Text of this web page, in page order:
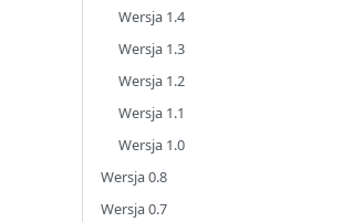
Wersja 1.4
Wersja 1.3
Wersja 1.2
Wersja 1.1
Wersja 1.0
Wersja 0.8
Wersja 0.7